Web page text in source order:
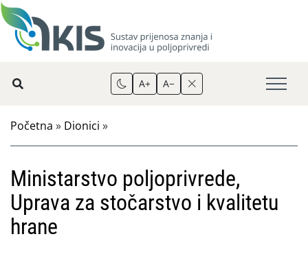
A+ A−
Početna » Dionici »
Ministarstvo poljoprivrede,
Uprava za stočarstvo i kvalitetu
hrane